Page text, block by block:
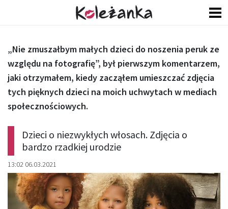
Dzieci o niezwykłych włosach. Zdjęcia o
bardzo rzadkiej urodzie
13:02 06.03.2021
„Nie zmuszałbym małych dzieci do noszenia peruk ze
względu na fotografię”, był pierwszym komentarzem,
jaki otrzymałem, kiedy zacząłem umieszczać zdjęcia
tych pięknych dzieci na moich uchwytach w mediach
społecznościowych.